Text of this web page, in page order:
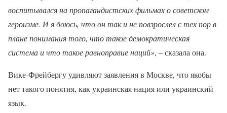
воспитывался на пропагандистских фильмах о советском
героизме. И я боюсь, что он так и не повзрослел с тех пор в
плане понимания того, что такое демократическая
система и что такое равноправие наций», – сказала она.
Вике-Фрейбергу удивляют заявления в Москве, что якобы
нет такого понятия, как украинская нация или украинский
язык.